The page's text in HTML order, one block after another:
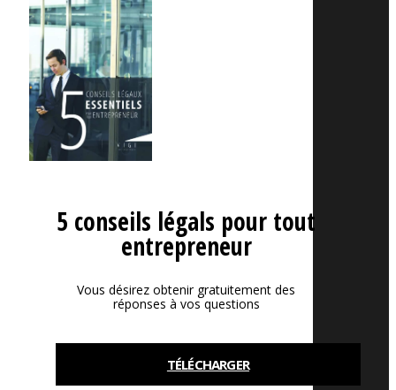
5 conseils légals pour tout
entrepreneur
Vous désirez obtenir gratuitement des
réponses à vos questions
TÉLÉCHARGER